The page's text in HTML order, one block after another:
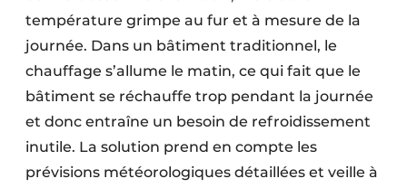
température grimpe au fur et à mesure de la
journée. Dans un bâtiment traditionnel, le
chauffage s’allume le matin, ce qui fait que le
bâtiment se réchauffe trop pendant la journée
et donc entraîne un besoin de refroidissement
inutile. La solution prend en compte les
prévisions météorologiques détaillées et veille à